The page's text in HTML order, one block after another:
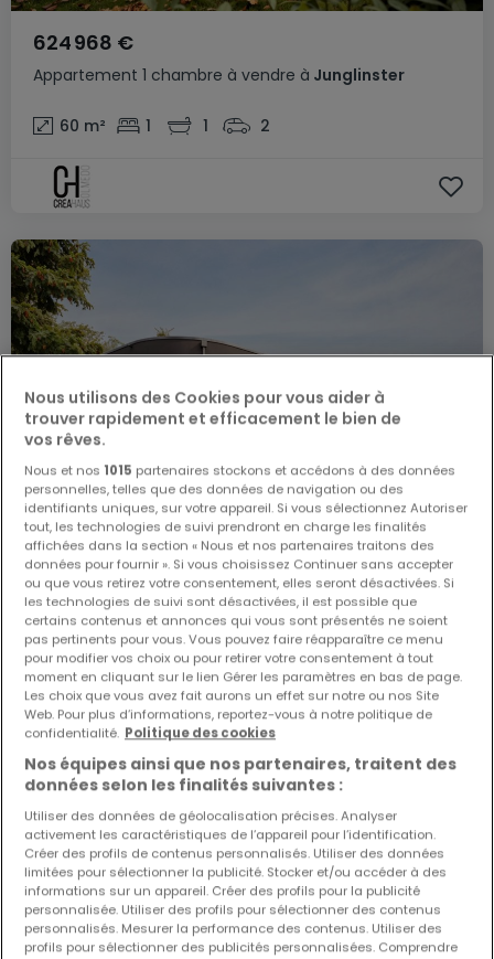
Appartement 1 chambre à vendre à Junglinster
624 968 €
60 m² 1 1 2
Résidence « Résidence Jasmin » à vendre àJunglinster
De597 643 €à1 335 638 €
De 51 à 126m²
Appartement
2
91 m²
799 608 €
Appartement
2
78 m²
833 763 €
Appartement
2
87 m²
775 388 €
Nous utilisons des Cookies pour vous aider à
trouver rapidement et efficacement le bien de
vos rêves.
Nous et nos 1015 partenaires stockons et accédons à des données
personnelles, telles que des données de navigation ou des
identifiants uniques, sur votre appareil. Si vous sélectionnez Autoriser
tout, les technologies de suivi prendront en charge les finalités
affichées dans la section « Nous et nos partenaires traitons des
données pour fournir ». Si vous choisissez Continuer sans accepter
ou que vous retirez votre consentement, elles seront désactivées. Si
les technologies de suivi sont désactivées, il est possible que
certains contenus et annonces qui vous sont présentés ne soient
pas pertinents pour vous. Vous pouvez faire réapparaître ce menu
pour modifier vos choix ou pour retirer votre consentement à tout
moment en cliquant sur le lien Gérer les paramètres en bas de page.
Les choix que vous avez fait aurons un effet sur notre ou nos Site
Web. Pour plus d’informations, reportez-vous à notre politique de
confidentialité. Politique des cookies
Nos équipes ainsi que nos partenaires, traitent des
données selon les finalités suivantes :
Utiliser des données de géolocalisation précises. Analyser
activement les caractéristiques de l’appareil pour l’identification.
Créer des profils de contenus personnalisés. Utiliser des données
limitées pour sélectionner la publicité. Stocker et/ou accéder à des
informations sur un appareil. Créer des profils pour la publicité
personnalisée. Utiliser des profils pour sélectionner des contenus
personnalisés. Mesurer la performance des contenus. Utiliser des
profils pour sélectionner des publicités personnalisées. Comprendre